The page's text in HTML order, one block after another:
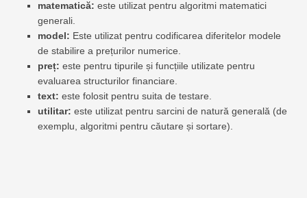
matematică: este utilizat pentru algoritmi matematici
generali.
model: Este utilizat pentru codificarea diferitelor modele
de stabilire a prețurilor numerice.
preț: este pentru tipurile și funcțiile utilizate pentru
evaluarea structurilor financiare.
text: este folosit pentru suita de testare.
utilitar: este utilizat pentru sarcini de natură generală (de
exemplu, algoritmi pentru căutare și sortare).